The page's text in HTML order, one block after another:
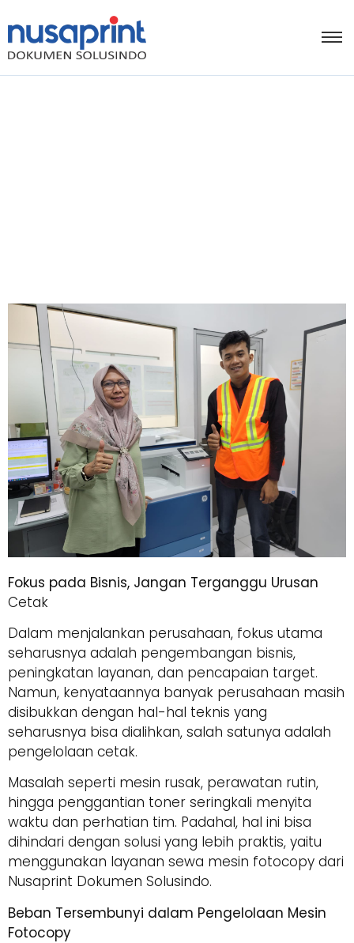
Fokus pada Bisnis, Jangan Terganggu Urusan
Cetak
Dalam menjalankan perusahaan, fokus utama
seharusnya adalah pengembangan bisnis,
peningkatan layanan, dan pencapaian target.
Namun, kenyataannya banyak perusahaan masih
disibukkan dengan hal-hal teknis yang
seharusnya bisa dialihkan, salah satunya adalah
pengelolaan cetak.
Masalah seperti mesin rusak, perawatan rutin,
hingga penggantian toner seringkali menyita
waktu dan perhatian tim. Padahal, hal ini bisa
dihindari dengan solusi yang lebih praktis, yaitu
menggunakan layanan sewa mesin fotocopy dari
Nusaprint Dokumen Solusindo.
Beban Tersembunyi dalam Pengelolaan Mesin
Fotocopy